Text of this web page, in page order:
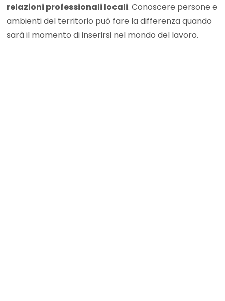
relazioni professionali locali. Conoscere persone e
ambienti del territorio può fare la differenza quando
sarà il momento di inserirsi nel mondo del lavoro.